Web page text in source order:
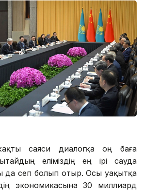
саяси диалогқа оң баға
еліміздің ең ірі сауда
да сеп болып отыр. Осы уақытқа
экономикасына 30 миллиард